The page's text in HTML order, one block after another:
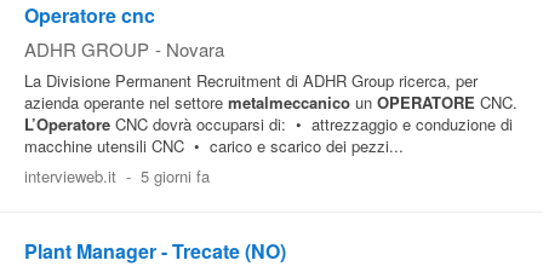
Operatore cnc
ADHR GROUP - Novara
La Divisione Permanent Recruitment di ADHR Group ricerca, per
azienda operante nel settore metalmeccanico un OPERATORE CNC.
L’Operatore CNC dovrà occuparsi di: • attrezzaggio e conduzione di
macchine utensili CNC • carico e scarico dei pezzi...
intervieweb.it - 5 giorni fa
Plant Manager - Trecate (NO)